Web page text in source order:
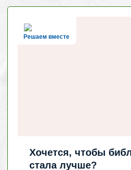
Решаем вместе
Хочется, чтобы
стала лучше?